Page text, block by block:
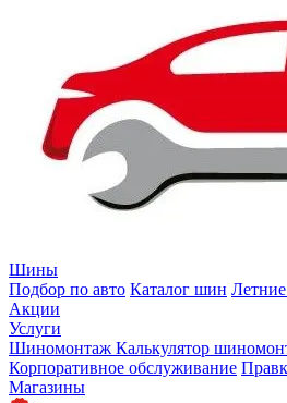
Шины
Подбор по авто Каталог шин
Акции
Услуги
Шиномонтаж Калькулятор
Корпоративное обслуживание
Магазины